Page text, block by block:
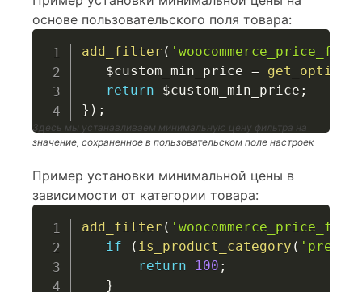
основе пользовательского поля товара:
add_filter (
$custom_min_price = get_option
return
$custom_min_price ;
} ) ;
Здесь мы устанавливаем минимальную цену фильтра на
значение, сохраненное в пользовательском поле настроек
Пример установки минимальной цены в
зависимости от категории товара:
add_filter (
if
( is_product_category (
return
100 ;
}